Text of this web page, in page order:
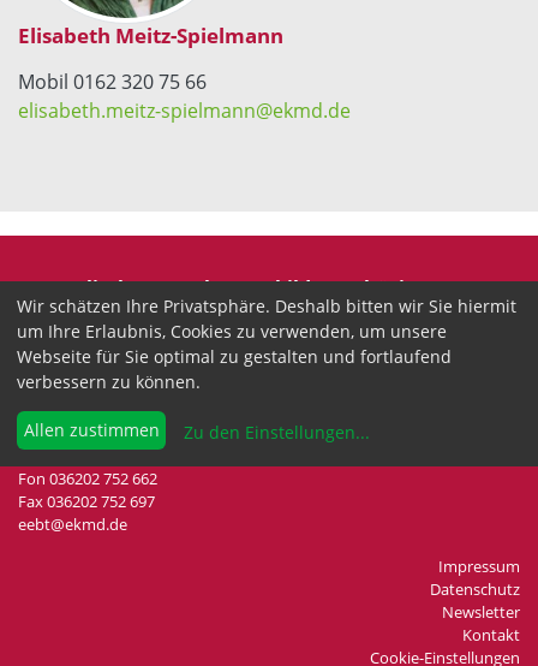
Elisabeth Meitz-Spielmann
Mobil 0162 320 75 66
elisabeth.meitz-spielmann@ekmd.de
Evangelische Erwachsenenbildung Thüringen
Wir sind anerkannter freier Träger der
Erwachsenenbildung in Thüringen.
Landesgeschäftsstelle
Drei-Gleichen-Straße 35a
99192 Neudietendorf
Fon 036202 752 662
Fax 036202 752 697
eebt@ekmd.de
Impressum
Datenschutz
Newsletter
Kontakt
Cookie-Einstellungen
Wir schätzen Ihre Privatsphäre. Deshalb bitten wir Sie hiermit
um Ihre Erlaubnis, Cookies zu verwenden, um unsere
Webseite für Sie optimal zu gestalten und fortlaufend
verbessern zu können.
Allen zustimmen Zu den Einstellungen...